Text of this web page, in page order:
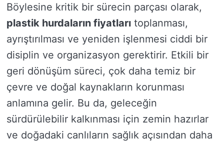
Böylesine kritik bir sürecin parçası olarak,
plastik hurdaların fiyatları toplanması,
ayrıştırılması ve yeniden işlenmesi ciddi bir
disiplin ve organizasyon gerektirir. Etkili bir
geri dönüşüm süreci, çok daha temiz bir
çevre ve doğal kaynakların korunması
anlamına gelir. Bu da, geleceğin
sürdürülebilir kalkınması için zemin hazırlar
ve doğadaki canlıların sağlık açısından daha